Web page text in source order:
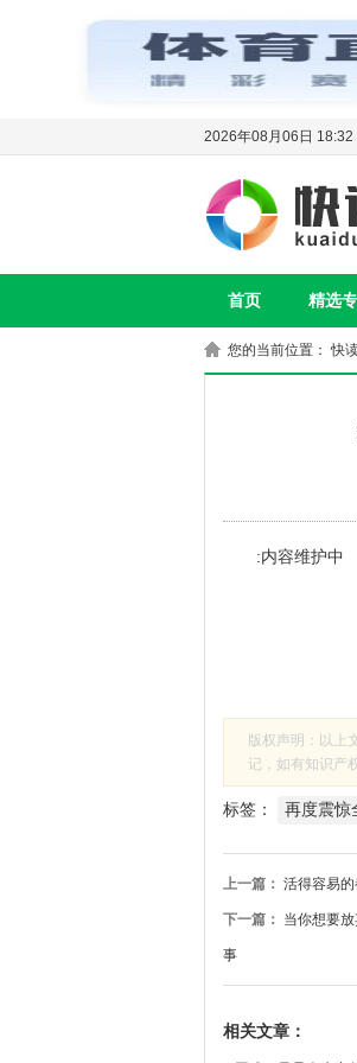
2026年08月06日 18:32
首页 精选
您的当前位置：快
:内容维护中
版权声明：以上
记，如有知识产
标签： 再度震惊
上一篇： 活得容易
下一篇： 当你想要
事
相关文章：